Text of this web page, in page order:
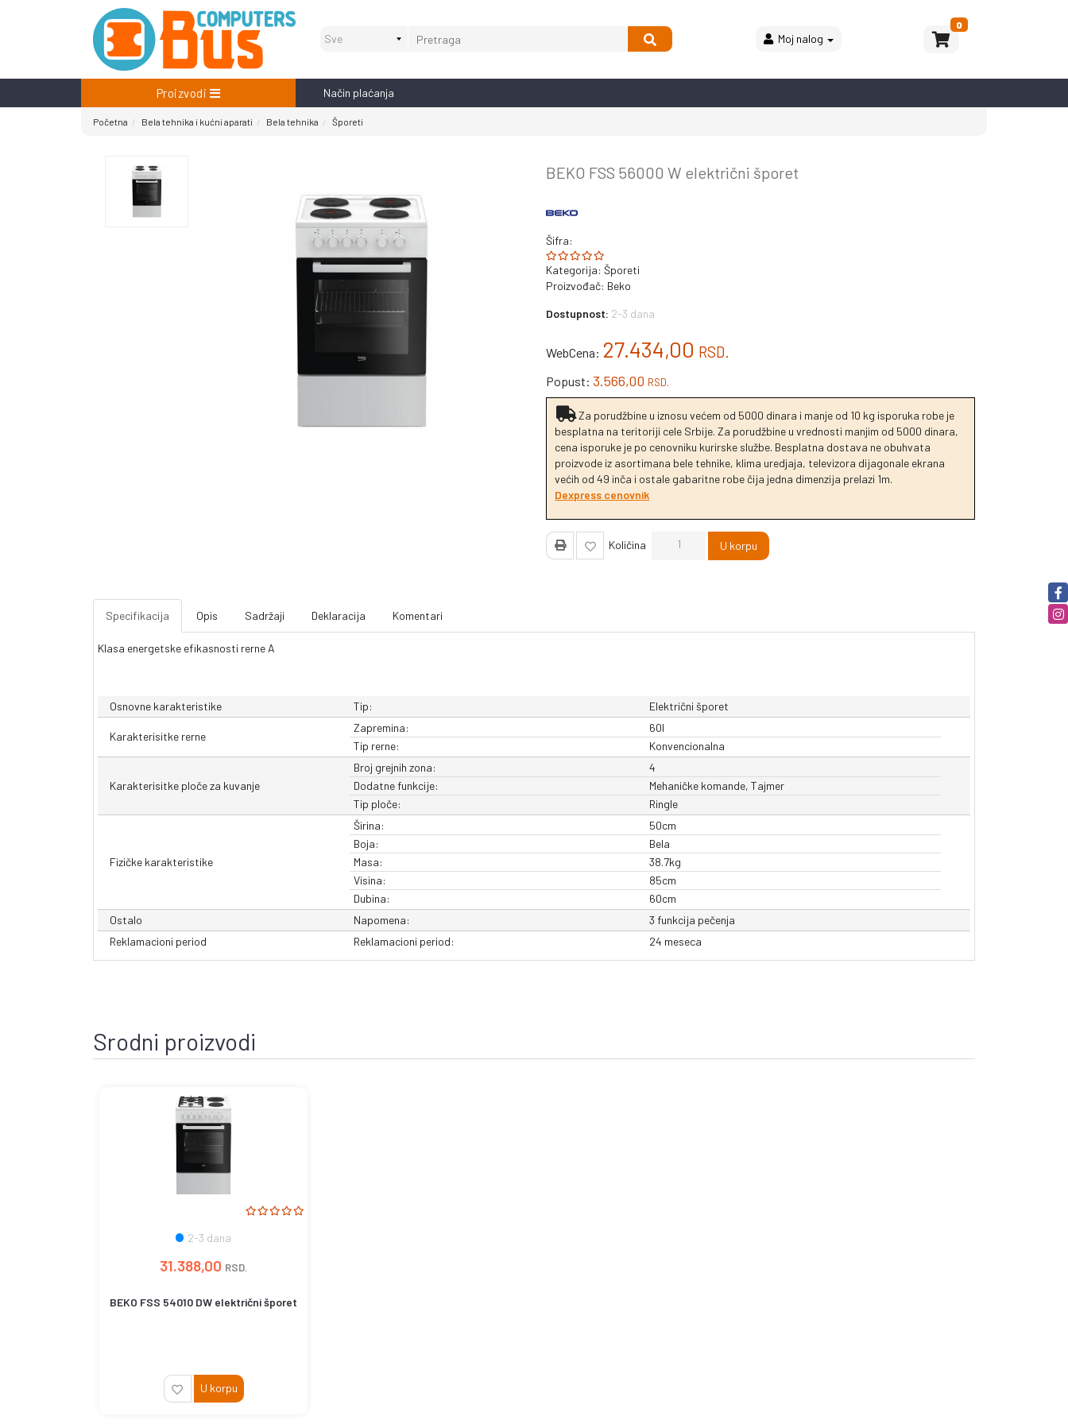
Moj nalog
0
Proizvodi Način plaćanja
Početna Bela tehnika i kućni aparati Bela tehnika Šporeti
BEKO FSS 56000 W električni šporet
Šifra:
Kategorija: Šporeti
Proizvođač: Beko
Dostupnost: 2-3 dana
WebCena: 27.434,00 RSD.
Popust: 3.566,00 RSD.
Za porudžbine u iznosu većem od 5000 dinara i manje od 10 kg isporuka robe je
besplatna na teritoriji cele Srbije. Za porudžbine u vrednosti manjim od 5000 dinara,
cena isporuke je po cenovniku kurirske službe. Besplatna dostava ne obuhvata
proizvode iz asortimana bele tehnike, klima uredjaja, televizora dijagonale ekrana
većih od 49 inča i ostale gabaritne robe čija jedna dimenzija prelazi 1m.
Dexpress cenovnik
Količina U korpu
Specifikacija Opis Sadržaji Deklaracija Komentari
Klasa energetske efikasnosti rerne A
Osnovne karakteristike Tip: Električni šporet
Karakterisitke rerne
Zapremina:
60l
Tip rerne:
Konvencionalna
Karakterisitke ploče za kuvanje
Broj grejnih zona:
4
Dodatne funkcije:
Mehaničke komande, Tajmer
Tip ploče:
Ringle
Fizičke karakteristike
Širina:
50cm
Boja:
Bela
Masa:
38.7kg
Visina:
85cm
Dubina:
60cm
Ostalo
Napomena:
3 funkcija pečenja
Reklamacioni period
Reklamacioni period: 24 meseca
Srodni proizvodi
2-3 dana
31.388,00 RSD.
BEKO FSS 54010 DW električni šporet
U korpu